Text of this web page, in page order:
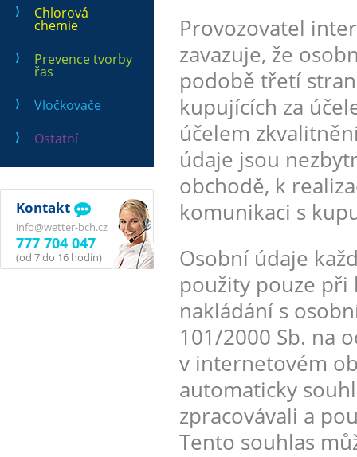
Chlorová
chemie
Prevence tvorby
řas
Vločkovače
Ostatní
Kontakt
info@wetter-bch.cz
777 704 047
(od 7 do 16 hodin)
Provozovatel
zavazuje, že
podobě třetí
kupujících za
účelem
údaje jsou
obchodě, k
komunikaci s
Osobní údaje
použity pouze při
nakládání s
101/2000 Sb. na
v internetovém
automaticky
zpracovávali a
Tento souhlas